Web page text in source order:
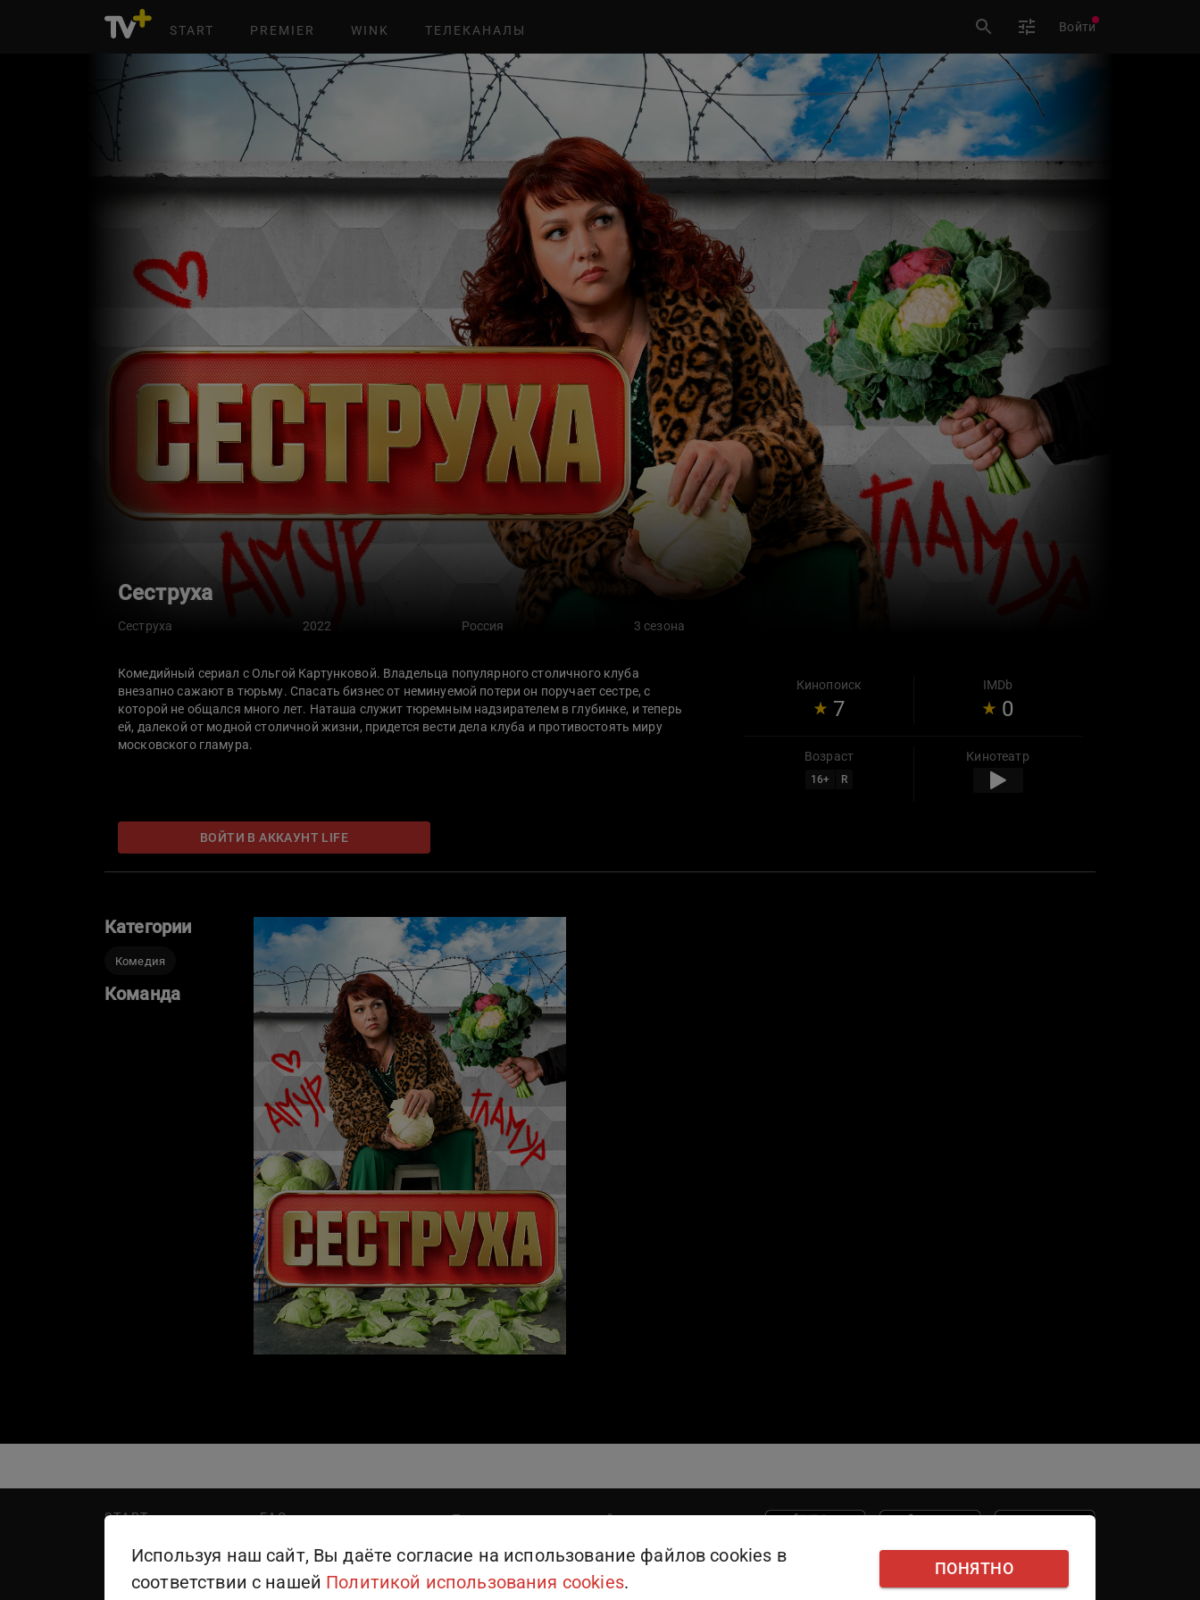
START PREMIER WINK ТЕЛЕКАНАЛЫ Войти
Сеструха
Сеструха 2022 Россия 3 сезона
Комедийный сериал с Ольгой Картунковой. Владельца популярного столичного клуба
внезапно сажают в тюрьму. Спасать бизнес от неминуемой потери он поручает сестре, с
которой не общался много лет. Наташа служит тюремным надзирателем в глубинке, и теперь
ей, далекой от модной столичной жизни, придется вести дела клуба и противостоять миру
московского гламура.
Кинопоиск
7
IMDb
0
Возраст
16+ R
Кинотеатр
ВОЙТИ В АККАУНТ LIFE
Категории
Комедия
Команда
START
FAQ
Поддержка пользователей
Используя наш сайт, Вы даёте согласие на использование файлов cookies в
соответствии с нашей Политикой использования cookies.
ПОНЯТНО